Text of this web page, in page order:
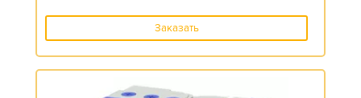
Заказать